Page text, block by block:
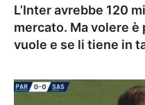
L’Inter avrebbe 120
mercato. Ma volere
vuole e se li tiene in